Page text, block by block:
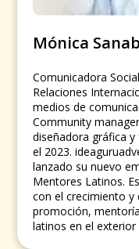
Mónica
Comunicadora
Relaciones
medios de
Community
diseñadora gráfica
el 2023.
lanzado su nuevo
Mentores Latinos.
con el crecimiento
promoción,
latinos en el exterior